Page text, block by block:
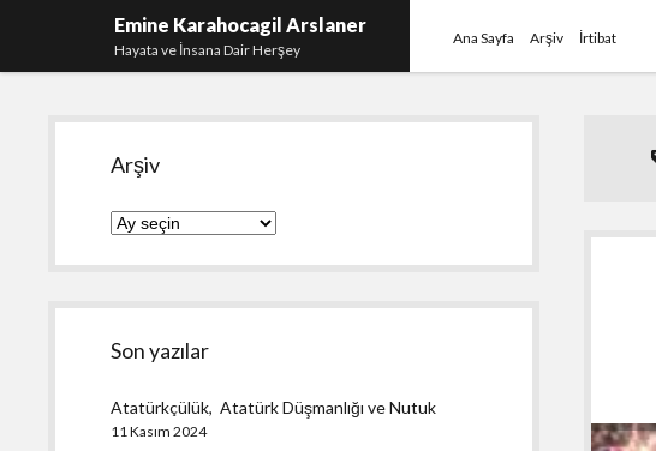
Emine Karahocagil Arslaner
Hayata ve İnsana Dair Herşey
Ana Sayfa Arşiv İrtibat
Yan
Menü
Arşiv
Arşiv
Son yazılar
Atatürkçülük, Atatürk Düşmanlığı ve Nutuk
11 Kasım 2024